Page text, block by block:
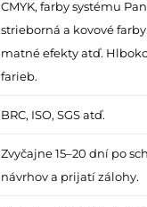
CMYK, farby systému
strieborná a kovové
matné efekty atď.
farieb.
BRC, ISO, SGS atď.
Zvyčajne 15–20 dní po
návrhov a prijatí zálohy.